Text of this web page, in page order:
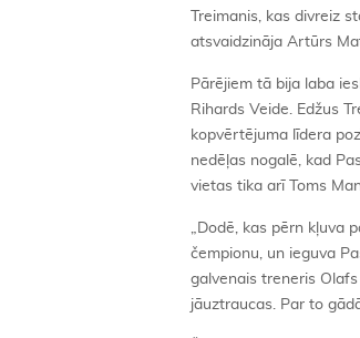
Treimanis, kas divreiz
atsvaidzināja Artūrs
Pārējiem tā bija laba
Rihards Veide. Edžus
kopvērtējuma līdera
nedēļas nogalē, kad
vietas tika arī Toms
„Dodē, kas pērn kļuva
čempionu, un ieguva
galvenais treneris
jāuztraucas. Par to